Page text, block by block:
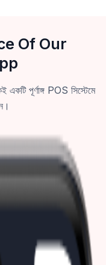
Of Our
পূর্ণাঙ্গ POS সিস্টেমে